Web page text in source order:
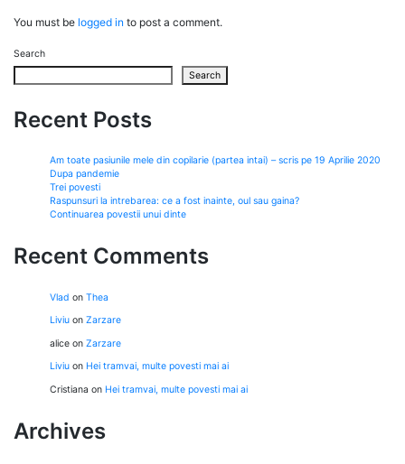
You must be logged in to post a comment.
Search
Search
Recent Posts
Am toate pasiunile mele din copilarie (partea intai) – scris pe 19 Aprilie 2020
Dupa pandemie
Trei povesti
Raspunsuri la intrebarea: ce a fost inainte, oul sau gaina?
Continuarea povestii unui dinte
Recent Comments
Vlad on Thea
Liviu on Zarzare
alice on Zarzare
Liviu on Hei tramvai, multe povesti mai ai
Cristiana on Hei tramvai, multe povesti mai ai
Archives